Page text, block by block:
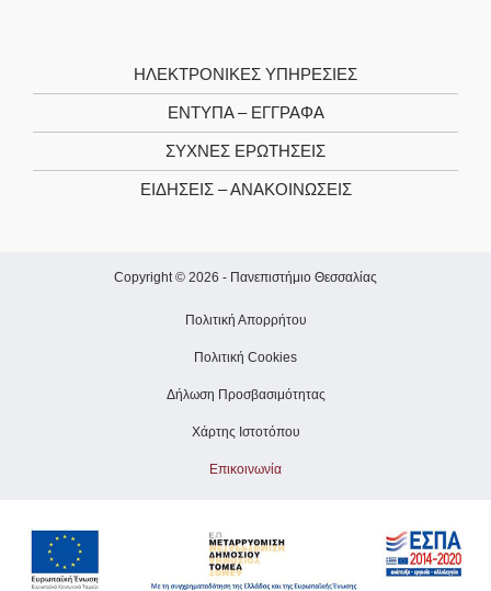
ΗΛΕΚΤΡΟΝΙΚΕΣ ΥΠΗΡΕΣΙΕΣ
ΕΝΤΥΠΑ – ΕΓΓΡΑΦΑ
ΣΥΧΝΕΣ ΕΡΩΤΗΣΕΙΣ
ΕΙΔΗΣΕΙΣ – ΑΝΑΚΟΙΝΩΣΕΙΣ
Copyright © 2026 - Πανεπιστήμιο Θεσσαλίας
Πολιτική Απορρήτου
Πολιτική Cookies
Δήλωση Προσβασιμότητας
Χάρτης Ιστοτόπου
Επικοινωνία